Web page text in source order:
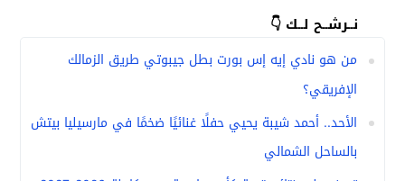
نــرشــح لــك 👇
من هو نادي إيه إس بورت بطل جيبوتي طريق الزمالك
الإفريقي؟
الأحد.. أحمد شيبة يحيي حفلًا غنائيًا ضخمًا في مارسيليا بيتش
بالساحل الشمالي